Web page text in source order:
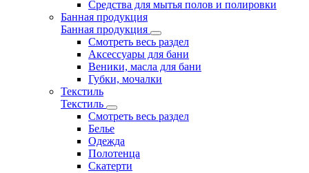
Средства для мытья полов и полировки
Банная продукция
Банная продукция
Смотреть весь раздел
Аксессуары для бани
Веники, масла для бани
Губки, мочалки
Текстиль
Текстиль
Смотреть весь раздел
Белье
Одежда
Полотенца
Скатерти